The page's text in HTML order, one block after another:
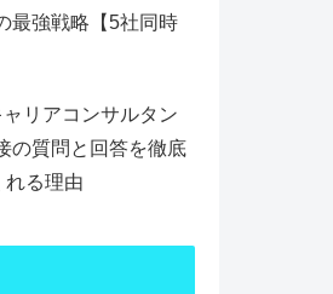
最強戦略【5社同時
リアコンサルタン
の質問と回答を徹底
れる理由